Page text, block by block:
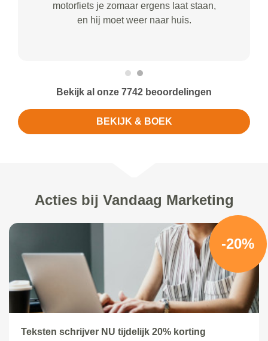
motorfiets je zomaar ergens laat staan,
en hij moet weer naar huis.
Bekijk al onze 7742 beoordelingen
BEKIJK & BOEK
Acties bij Vandaag Marketing
-20%
Teksten schrijver NU tijdelijk 20% korting